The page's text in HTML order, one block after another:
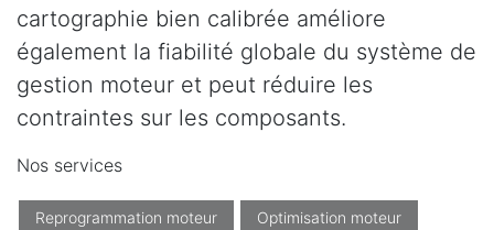
cartographie bien calibrée améliore
également la fiabilité globale du système de
gestion moteur et peut réduire les
contraintes sur les composants.
Nos services
Reprogrammation moteur Optimisation moteur